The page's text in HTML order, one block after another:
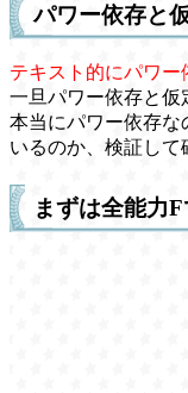
パワー依存と
テキスト的にパワー
一旦パワー依存と仮
本当にパワー依存な
いるのか、検証して
まずは全能力